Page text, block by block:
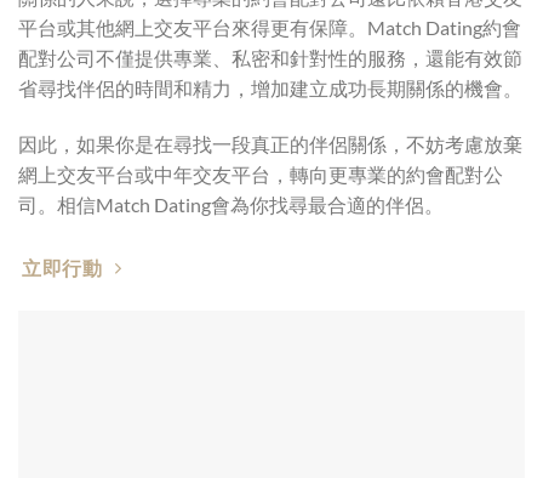
平台或其他網上交友平台來得更有保障。Match Dating約會
配對公司不僅提供專業、私密和針對性的服務，還能有效節
省尋找伴侶的時間和精力，增加建立成功長期關係的機會。
因此，如果你是在尋找一段真正的伴侶關係，不妨考慮放棄
網上交友平台或中年交友平台，轉向更專業的約會配對公
司。相信Match Dating會為你找尋最合適的伴侶。
立即行動